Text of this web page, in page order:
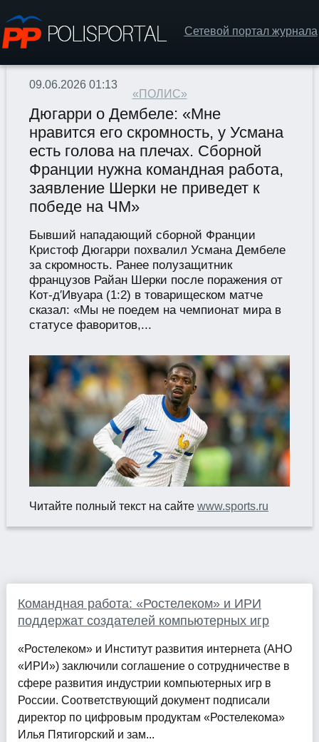
Сетевой портал журнала
«ПОЛИС»
09.06.2026 01:13
Дюгарри о Дембеле: «Мне
нравится его скромность, у Усмана
есть голова на плечах. Сборной
Франции нужна командная работа,
заявление Шерки не приведет к
победе на ЧМ»
Бывший нападающий сборной Франции
Кристоф Дюгарри похвалил Усмана Дембеле
за скромность. Ранее полузащитник
французов Райан Шерки после поражения от
Кот-д′Ивуара (1:2) в товарищеском матче
сказал: «Мы не поедем на чемпионат мира в
статусе фаворитов,...
Читайте полный текст на сайте www.sports.ru
Командная работа: «Ростелеком» и ИРИ
поддержат создателей компьютерных игр
«Ростелеком» и Институт развития интернета (АНО
«ИРИ») заключили соглашение о сотрудничестве в
сфере развития индустрии компьютерных игр в
России. Соответствующий документ подписали
директор по цифровым продуктам «Ростелекома»
Илья Пятигорский и зам...